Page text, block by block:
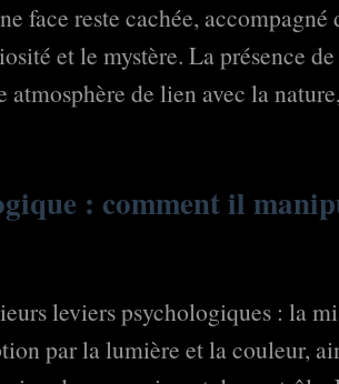
face reste cachée,
et le mystère. La présence
de lien avec la
: comment il
leviers psychologiques : la
par la lumière et la couleur,